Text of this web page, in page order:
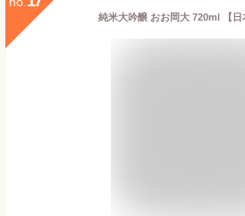
純米大吟醸 おお岡大 720ml 【日